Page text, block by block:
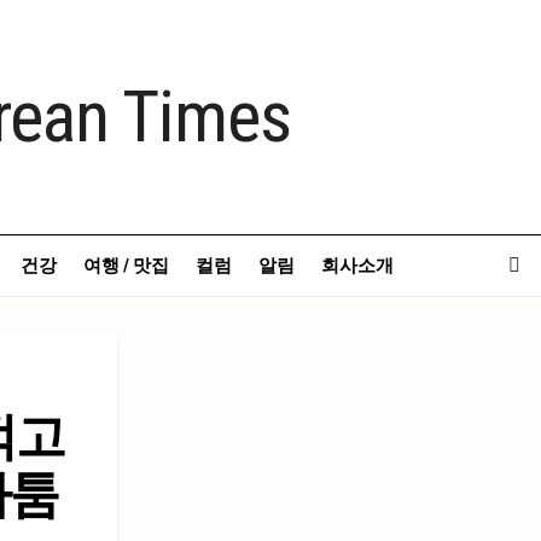
건강 여행 / 맛집 컬럼 알림 회사소개
고